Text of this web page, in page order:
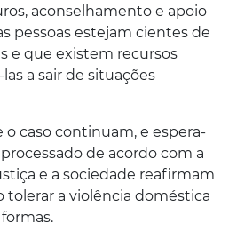
aconselhamento e apoio
pessoas estejam cientes de
e que existem recursos
a sair de situações
o caso continuam, e espera-
de acordo com a
e a sociedade reafirmam
tolerar a violência doméstica